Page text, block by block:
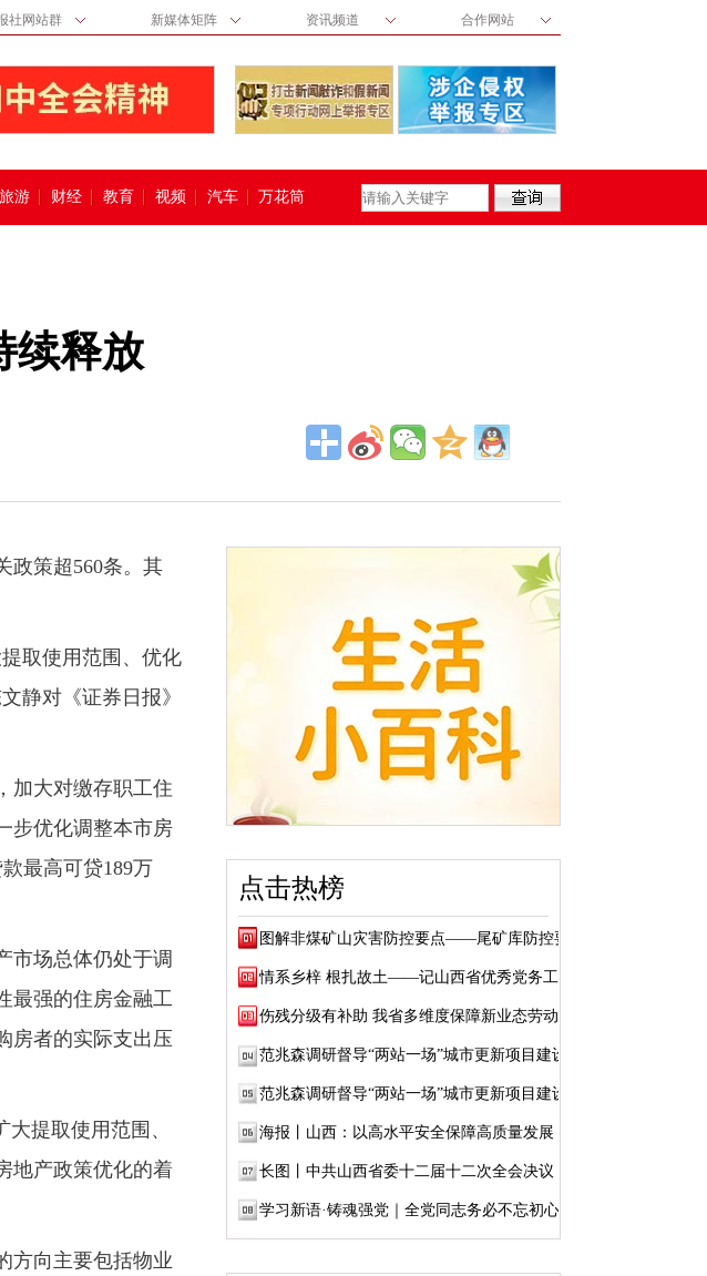
社网站群 新媒体矩阵 资讯频道 合作网站
旅游 财经 教育 视频 汽车 万花筒
续释放
策超560条。其
取使用范围、优化
静对《证券日报》
大对缴存职工住
步优化调整本市房
最高可贷189万
场总体仍处于调
最强的住房金融工
房者的实际支出压
提取使用范围、
地产政策优化的着
向主要包括物业
点击热榜
图解非煤矿山灾害防控要点——尾矿库防控要点
情系乡梓 根扎故土——记山西省优秀党务工作...
伤残分级有补助 我省多维度保障新业态劳动者...
范兆森调研督导“两站一场”城市更新项目建设
范兆森调研督导“两站一场”城市更新项目建设
海报丨山西：以高水平安全保障高质量发展
长图丨中共山西省委十二届十二次全会决议
学习新语·铸魂强党｜全党同志务必不忘初心、...